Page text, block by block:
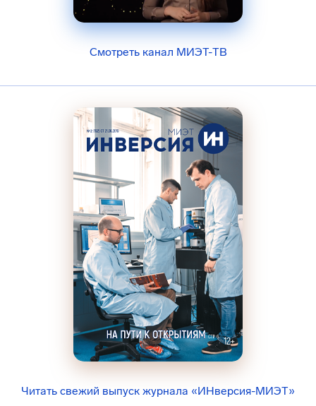
Смотреть канал МИЭТ-ТВ
Читать свежий выпуск журнала «ИНверсия-МИЭТ»